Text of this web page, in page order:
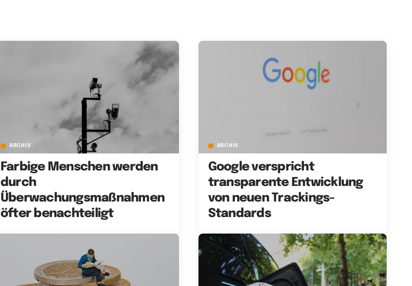
ARCHIV
Farbige Menschen werden
durch
Überwachungsmaßnahmen
öfter benachteiligt
ARCHIV
Google verspricht
transparente Entwicklung
von neuen Trackings-
Standards